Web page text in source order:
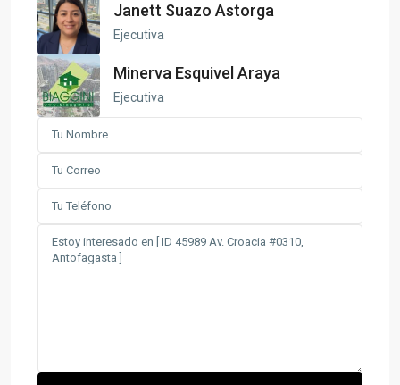
Janett Suazo Astorga
Ejecutiva
Minerva Esquivel Araya
Ejecutiva